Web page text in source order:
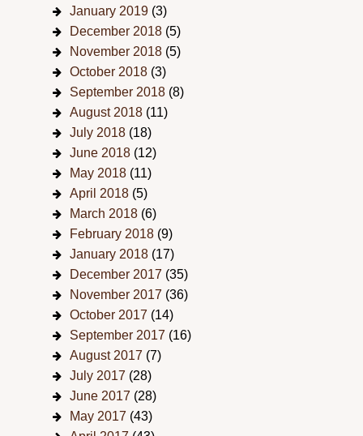
January 2019 (3)
December 2018 (5)
November 2018 (5)
October 2018 (3)
September 2018 (8)
August 2018 (11)
July 2018 (18)
June 2018 (12)
May 2018 (11)
April 2018 (5)
March 2018 (6)
February 2018 (9)
January 2018 (17)
December 2017 (35)
November 2017 (36)
October 2017 (14)
September 2017 (16)
August 2017 (7)
July 2017 (28)
June 2017 (28)
May 2017 (43)